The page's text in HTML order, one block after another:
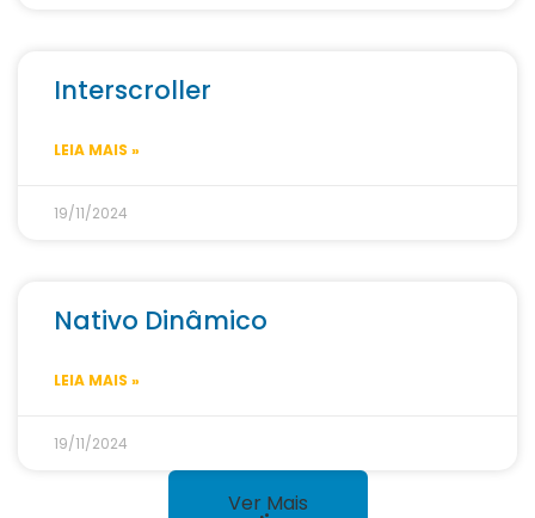
Interscroller
LEIA MAIS »
19/11/2024
Nativo Dinâmico
LEIA MAIS »
19/11/2024
Ver Mais